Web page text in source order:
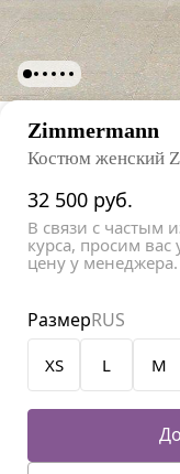
Zimmermann
Костюм женский
32 500 руб.
В связи с частым
курса, просим
цену у менеджера.
XS L M
РазмерRUS